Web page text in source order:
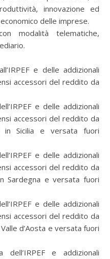
innovazione ed
delle imprese.
modalità telematiche,
e delle addizionali
accessori del reddito da
e delle addizionali
accessori del reddito da
in Sicilia e versata fuori
e delle addizionali
accessori del reddito da
Sardegna e versata fuori
e delle addizionali
accessori del reddito da
d’Aosta e versata fuori
e addizionali